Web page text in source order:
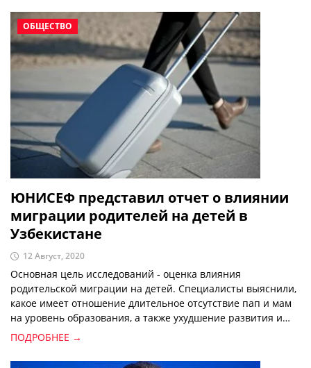
ОБЩЕСТВО
ЮНИСЕФ представил отчет о влиянии
миграции родителей на детей в
Узбекистане
12 Август, 2020
Основная цель исследований - оценка влияния
родительской миграции на детей. Специалисты выяснили,
какое имеет отношение длительное отсутствие пап и мам
на уровень образования, а также ухудшение развития и
психологического состояния молодого поколения,
сообщается в отчете ЮНИСЕФ.
ПОДРОБНЕЕ →